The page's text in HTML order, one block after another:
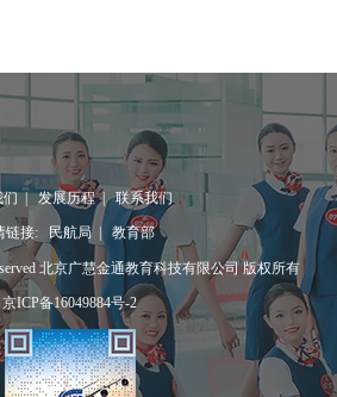
们|发展历程|联系我们
链接: 民航局| 教育部
北京广慧金通教育科技有限公司 版权所有
京ICP备16049884号-2